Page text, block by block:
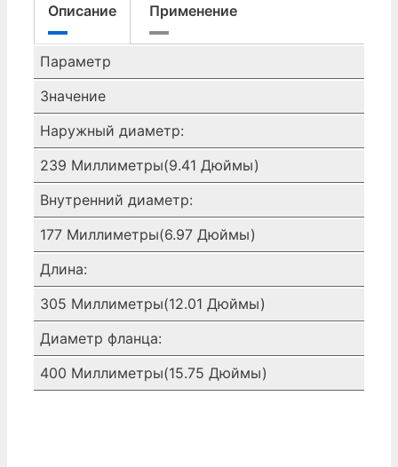
P782911
Donaldson
Описание
Применение
Параметр
Значение
Наружный диаметр:
239 Миллиметры(9.41 Дюймы)
Внутренний диаметр:
177 Миллиметры(6.97 Дюймы)
Длина:
305 Миллиметры(12.01 Дюймы)
Диаметр фланца:
400 Миллиметры(15.75 Дюймы)